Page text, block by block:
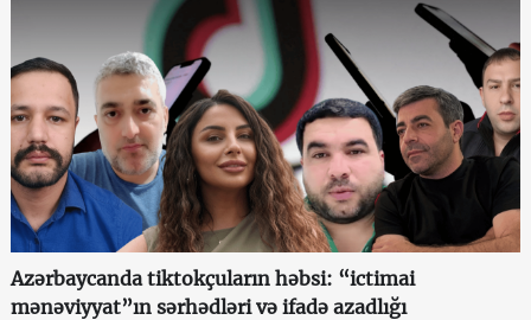
Azərbaycanda tiktokçuların həbsi: “ictimai
mənəviyyat”ın sərhədləri və ifadə azadlığı